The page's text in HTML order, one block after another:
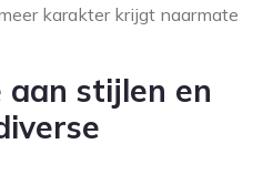
karakter krijgt naarmate
aan stijlen en